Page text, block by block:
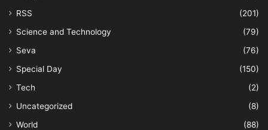
RSS
(201)
Science and Technology
(79)
Seva
(76)
Special Day
(150)
Tech
(2)
Uncategorized
(8)
World
(88)